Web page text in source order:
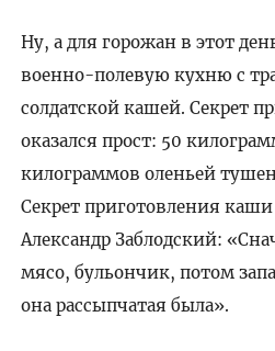
Ну, а для горожан в этот
военно-полевую кухню с
солдатской кашей. Секрет
оказался прост: 50
килограммов оленьей
Секрет приготовления каши
Александр Заблодский:
мясо, бульончик, потом
она рассыпчатая была».